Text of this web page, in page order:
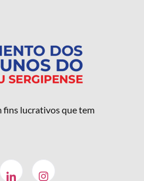
fins lucrativos que tem